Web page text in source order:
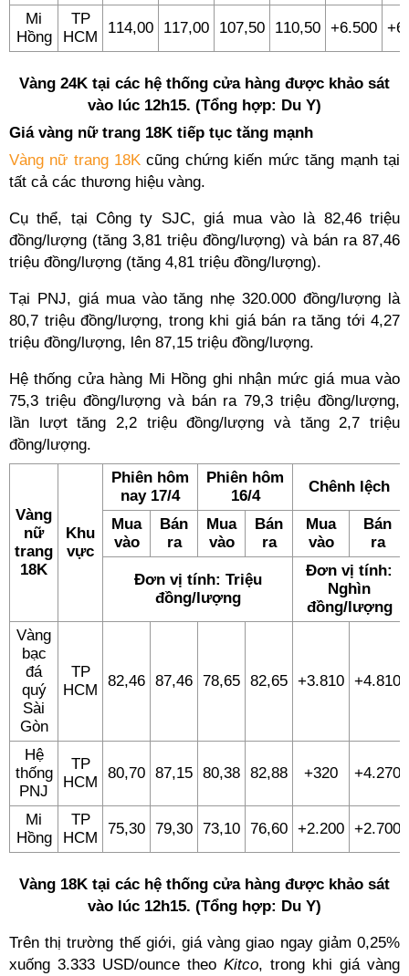
Mi
Hồng
TP
HCM
114,00 117,00 107,50 110,50 +6.500
Vàng 24K tại các hệ thống cửa hàng được khảo sát
vào lúc 12h15. (Tổng hợp: Du Y)
Giá vàng nữ trang 18K tiếp tục tăng mạnh
Vàng nữ trang 18K cũng chứng kiến mức tăng mạnh tại
tất cả các thương hiệu vàng.
Cụ thể, tại Công ty SJC, giá mua vào là 82,46 triệu
đồng/lượng (tăng 3,81 triệu đồng/lượng) và bán ra 87,46
triệu đồng/lượng (tăng 4,81 triệu đồng/lượng).
Tại PNJ, giá mua vào tăng nhẹ 320.000 đồng/lượng là
80,7 triệu đồng/lượng, trong khi giá bán ra tăng tới 4,27
triệu đồng/lượng, lên 87,15 triệu đồng/lượng.
Hệ thống cửa hàng Mi Hồng ghi nhận mức giá mua vào
75,3 triệu đồng/lượng và bán ra 79,3 triệu đồng/lượng,
lần lượt tăng 2,2 triệu đồng/lượng và tăng 2,7 triệu
đồng/lượng.
Vàng
nữ
trang
18K
Khu
vực
Phiên hôm
nay 17/4
Phiên hôm
16/4
Chênh lệch
Mua
vào
Bán
ra
Mua
vào
Bán
ra
Mua
vào
Bán
ra
Đơn vị tính: Triệu
đồng/lượng
Đơn vị tính:
Nghìn
đồng/lượng
Vàng
bạc
đá
quý
Sài
Gòn
TP
HCM
82,46 87,46 78,65 82,65 +3.810 +4.810
Hệ
thống
PNJ
TP
HCM
80,70 87,15 80,38 82,88 +320 +4.270
Mi
Hồng
TP
HCM
75,30 79,30 73,10 76,60 +2.200 +2.700
Vàng 18K tại các hệ thống cửa hàng được khảo sát
vào lúc 12h15. (Tổng hợp: Du Y)
Trên thị trường thế giới, giá vàng giao ngay giảm 0,25%
xuống 3.333 USD/ounce theo Kitco, trong khi giá vàng